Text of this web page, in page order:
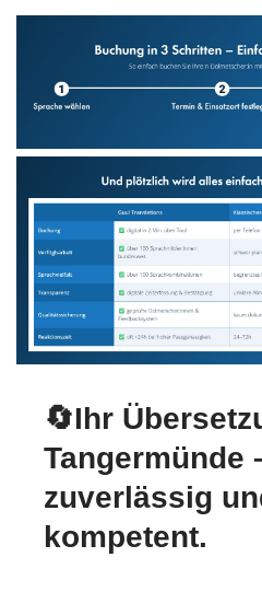
🔄Ihr
Tangermünde
zuverlässig
kompetent.